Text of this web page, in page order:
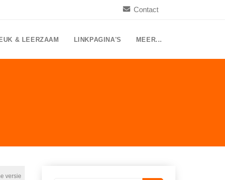
Contact
& LEERZAAM LINKPAGINA'S MEER...
versie